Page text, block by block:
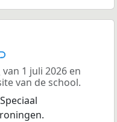
van 1 juli 2026 en
van de school.